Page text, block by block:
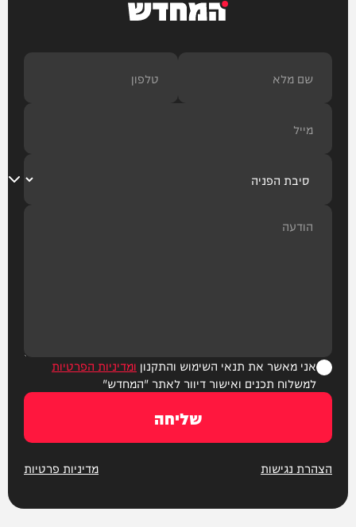
המחדש
אני מאשר את תנאי השימוש והתקנון ומדיניות הפרטיות
למשלוח תכנים ואישור דיוור לאתר "המחדש"
שליחה
הצהרת נגישות מדיניות פרטיות